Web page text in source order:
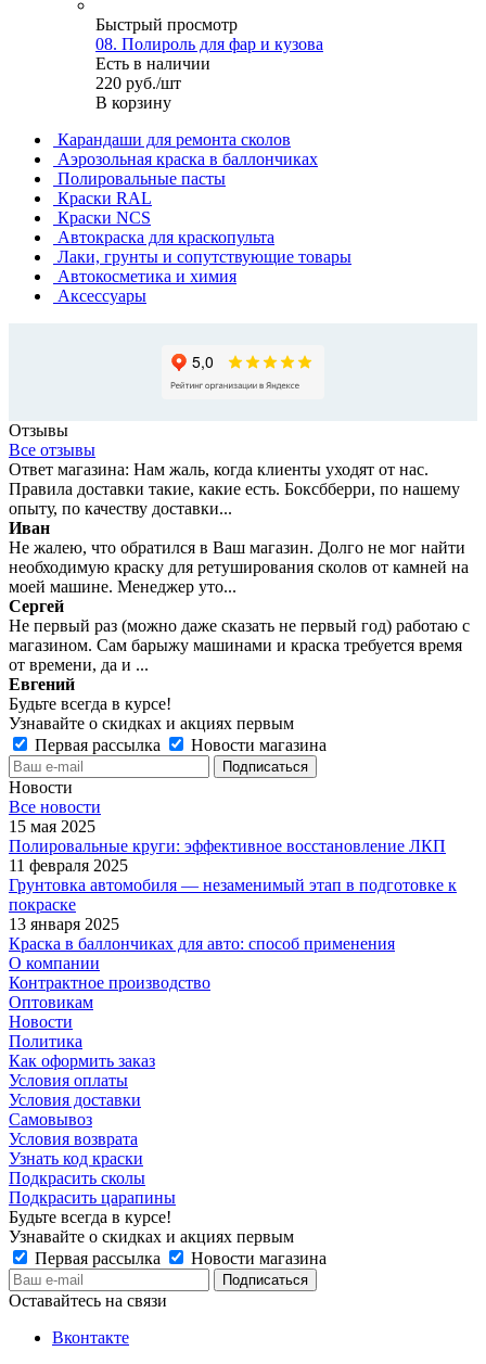
Быстрый просмотр
08. Полироль для фар и кузова
Есть в наличии
220 руб./шт
В корзину
Карандаши для ремонта сколов
Аэрозольная краска в баллончиках
Полировальные пасты
Краски RAL
Краски NCS
Автокраска для краскопульта
Лаки, грунты и сопутствующие товары
Автокосметика и химия
Аксессуары
Отзывы
Все отзывы
Ответ магазина: Нам жаль, когда клиенты уходят от нас.
Правила доставки такие, какие есть. Боксбберри, по нашему
опыту, по качеству доставки...
Иван
Не жалею, что обратился в Ваш магазин. Долго не мог найти
необходимую краску для ретуширования сколов от камней на
моей машине. Менеджер уто...
Сергей
Не первый раз (можно даже сказать не первый год) работаю с
магазином. Сам барыжу машинами и краска требуется время
от времени, да и ...
Евгений
Будьте всегда в курсе!
Узнавайте о скидках и акциях первым
Первая рассылка
Новости магазина
Новости
Все новости
15 мая 2025
Полировальные круги: эффективное восстановление ЛКП
11 февраля 2025
Грунтовка автомобиля — незаменимый этап в подготовке к
покраске
13 января 2025
Краска в баллончиках для авто: способ применения
О компании
Контрактное производство
Оптовикам
Новости
Политика
Как оформить заказ
Условия оплаты
Условия доставки
Самовывоз
Условия возврата
Узнать код краски
Подкрасить сколы
Подкрасить царапины
Будьте всегда в курсе!
Узнавайте о скидках и акциях первым
Первая рассылка
Новости магазина
Оставайтесь на связи
Вконтакте